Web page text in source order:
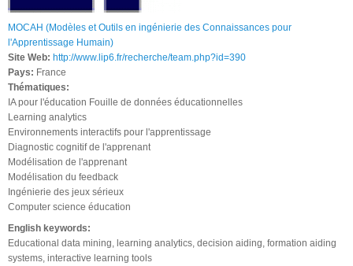
MOCAH (Modèles et Outils en ingénierie des Connaissances pour
l'Apprentissage Humain)
Site Web: http://www.lip6.fr/recherche/team.php?id=390
Pays: France
Thématiques:
IA pour l'éducation Fouille de données éducationnelles
Learning analytics
Environnements interactifs pour l'apprentissage
Diagnostic cognitif de l'apprenant
Modélisation de l'apprenant
Modélisation du feedback
Ingénierie des jeux sérieux
Computer science éducation
English keywords:
Educational data mining, learning analytics, decision aiding, formation aiding
systems, interactive learning tools